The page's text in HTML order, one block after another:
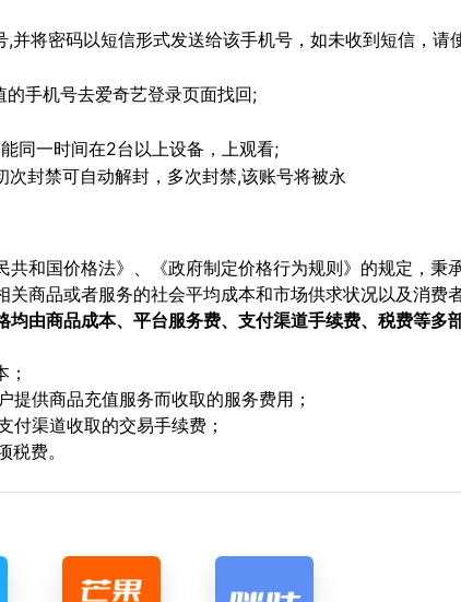
并将密码以短信形式发送给该手机号，如未收到短信，请
手机号去爱奇艺登录页面找回;
同一时间在2台以上设备，上观看;
封禁可自动解封，多次封禁,该账号将被永
和国价格法》、《政府制定价格行为规则》的规定，秉
商品或者服务的社会平均成本和市场供求状况以及消费
均由商品成本、平台服务费、支付渠道手续费、税费等多
供商品充值服务而收取的服务费用；
付渠道收取的交易手续费；
费。